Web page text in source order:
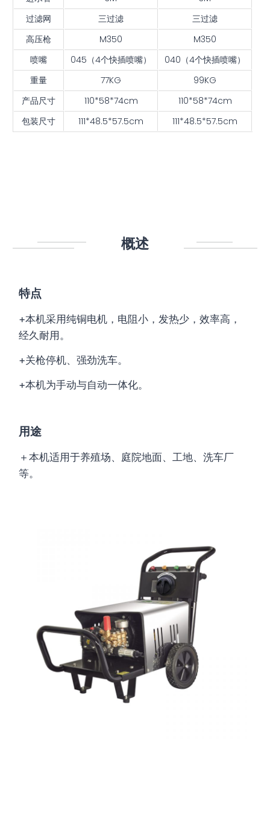
过滤网
三过滤
三过滤
高压枪
M350
M350
喷嘴
045（4个快插喷嘴）
040（4个快插喷嘴）
重量
77KG
99KG
产品尺寸
110*58*74cm
110*58*74cm
包装尺寸
111*48.5*57.5cm 111*48.5*57.5cm
概述
特点
+本机采用纯铜电机，电阻小，发热少，效率高，
经久耐用。
+关枪停机、强劲洗车。
+本机为手动与自动一体化。
用途
＋本机适用于养殖场、庭院地面、工地、洗车厂
等。